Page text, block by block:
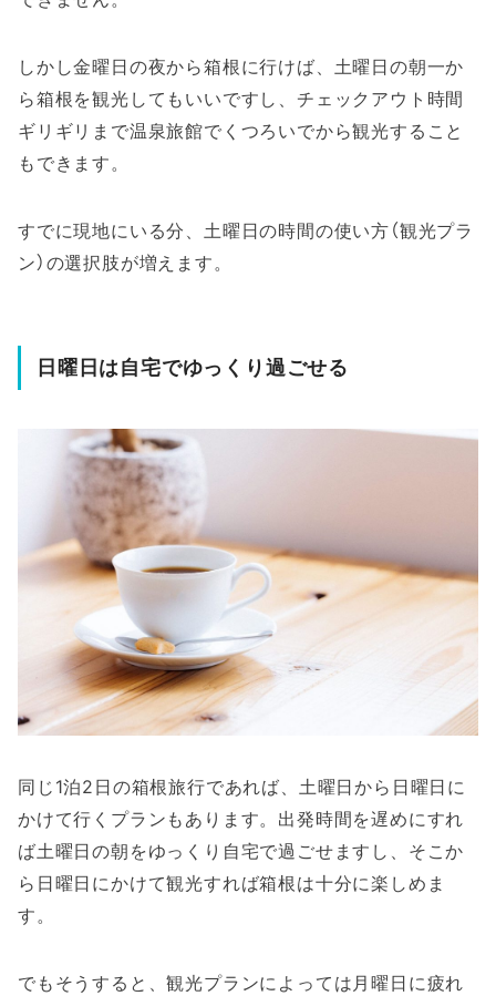
しかし金曜日の夜から箱根に行けば、土曜日の朝一か
ら箱根を観光してもいいですし、チェックアウト時間
ギリギリまで温泉旅館でくつろいでから観光すること
もできます。
すでに現地にいる分、土曜日の時間の使い方（観光プラ
ン）の選択肢が増えます。
日曜日は自宅でゆっくり過ごせる
同じ1泊2日の箱根旅行であれば、土曜日から日曜日に
かけて行くプランもあります。出発時間を遅めにすれ
ば土曜日の朝をゆっくり自宅で過ごせますし、そこか
ら日曜日にかけて観光すれば箱根は十分に楽しめま
す。
でもそうすると、観光プランによっては月曜日に疲れ